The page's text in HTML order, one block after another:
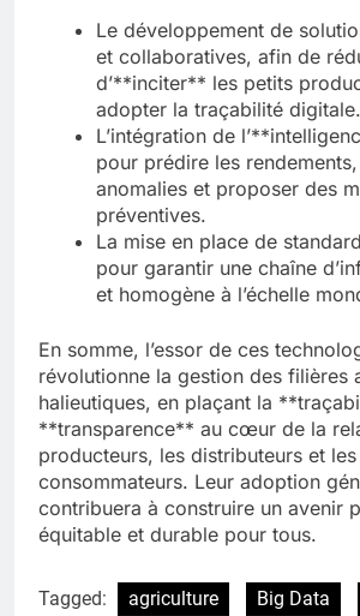
Le développement de
et collaboratives, afin de
d’**inciter** les petits
adopter la traçabilité digitale.
L’intégration de
pour prédire les
anomalies et proposer des
préventives.
La mise en place de
pour garantir une chaîne
et homogène à l’échelle
En somme, l’essor de ces
révolutionne la gestion des filières
halieutiques, en plaçant la
**transparence** au cœur de la
producteurs, les distributeurs et les
consommateurs. Leur adoption
contribuera à construire un avenir
équitable et durable pour tous.
Tagged: agriculture Big Data